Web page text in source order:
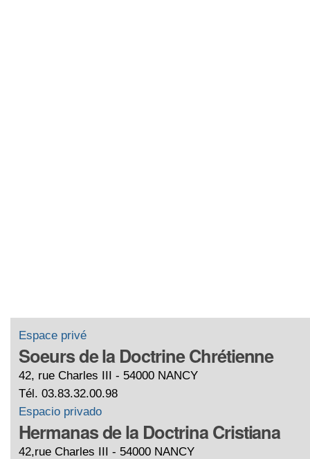
Espace privé
Soeurs de la Doctrine Chrétienne
42, rue Charles III - 54000 NANCY
Tél. 03.83.32.00.98
Espacio privado
Hermanas de la Doctrina Cristiana
42,rue Charles III - 54000 NANCY